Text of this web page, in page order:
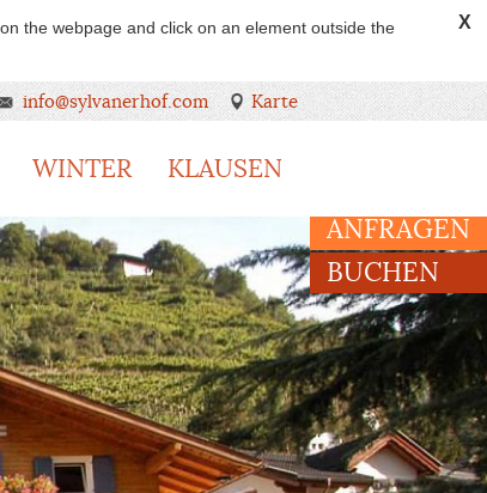
X
the webpage and click on an element outside the
info@sylvanerhof.com Karte
WINTER KLAUSEN
ANFRAGEN
BUCHEN